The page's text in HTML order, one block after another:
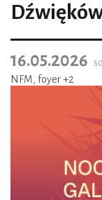
16.05.2026
NFM, foyer +2